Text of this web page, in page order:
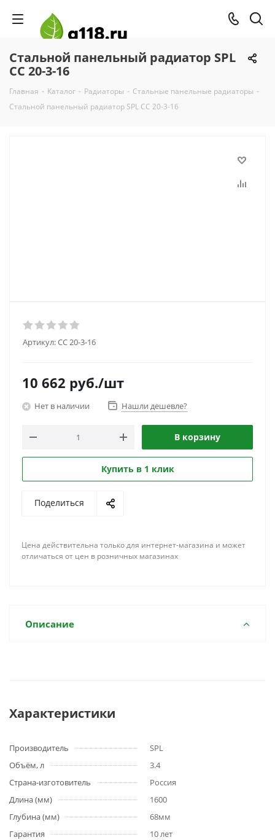
Стальной панельный радиатор SPL
CC 20-3-16
Главная - Каталог - Радиаторы - Стальные панельные радиаторы -
Стальной панельный радиатор SPL CC 20-3-16
Артикул:CC 20-3-16
10 662 руб./шт
Нет в наличии Нашли дешевле?
В корзину
Купить в 1 клик
Поделиться
Цена действительна только для интернет-магазина и может
отличаться от цен в розничных магазинах
Описание
Характеристики
Производитель
SPL
Объём, л
3.4
Страна-изготовитель
Россия
Длина (мм)
1600
Глубина (мм)
68мм
Гарантия
10 лет